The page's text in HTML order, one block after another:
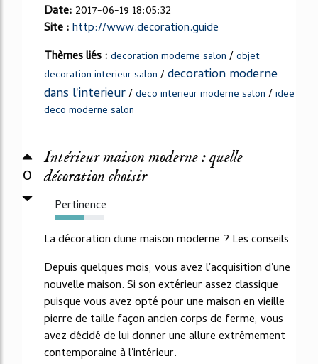
Date: 2017-06-19 18:05:32
Site :http://www.decoration.guide
Thèmes liés : decoration moderne salon /objet
decoration interieur salon /decoration moderne
dans l'interieur/deco interieur moderne salon /idee
deco moderne salon
0
Intérieur maison moderne : quelle
décoration choisir
Pertinence
59%
La décoration dune maison moderne ? Les conseils
Depuis quelques mois, vous avez l'acquisition d'une
nouvelle maison. Si son extérieur assez classique
puisque vous avez opté pour une maison en vieille
pierre de taille façon ancien corps de ferme, vous
avez décidé de lui donner une allure extrêmement
contemporaine à l'intérieur.